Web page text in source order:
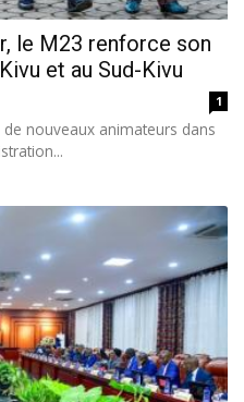
le M23 renforce son
et au Sud-Kivu
1
nouveaux animateurs dans